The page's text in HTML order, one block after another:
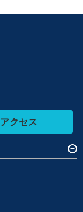
アクセス